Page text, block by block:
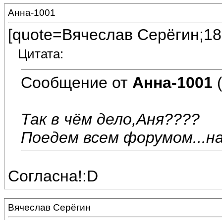
Анна-1001
[quote=Вячеслав
Цитата:
Сообщение от Анна-1001
Так в чём дело,Аня????
Поедем всем
Согласна!:D
Вячеслав Серёгин